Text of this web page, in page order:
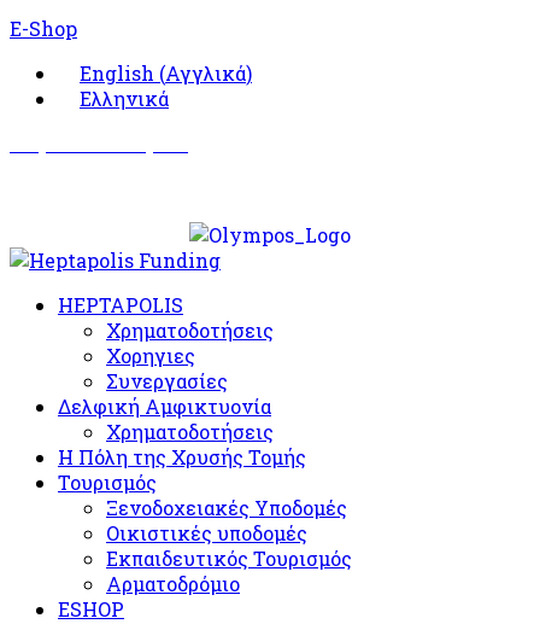
E-Shop
English (Αγγλικά)
Ελληνικά
HEPTAPOLIS
Χρηματοδοτήσεις
Χορηγιες
Συνεργασίες
Δελφική Αμφικτυονία
Χρηματοδοτήσεις
Η Πόλη της Χρυσής Τομής
Τουρισμός
Ξενοδοχειακές Υποδομές​
Oικιστικές υποδομές
Εκπαιδευτικός Τουρισμός
Αρματοδρόμιο
ESHOP